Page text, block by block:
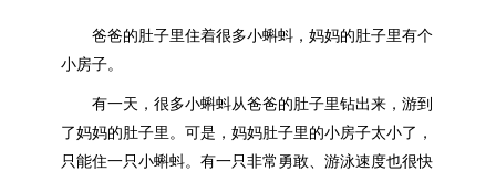
爸爸的肚子里住着很多小蝌蚪，妈妈的肚子里有个
小房子。
有一天，很多小蝌蚪从爸爸的肚子里钻出来，游到
了妈妈的肚子里。可是，妈妈肚子里的小房子太小了，
只能住一只小蝌蚪。有一只非常勇敢、游泳速度也很快